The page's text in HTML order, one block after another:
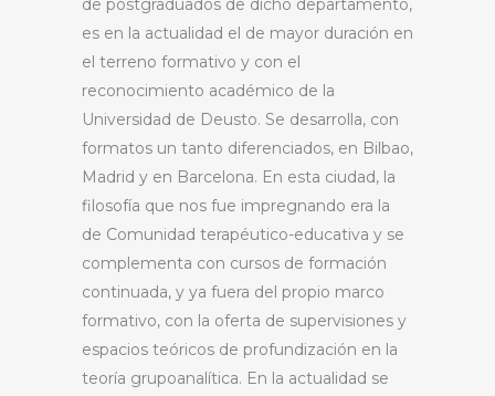
de postgraduados de dicho departamento,
es en la actualidad el de mayor duración en
el terreno formativo y con el
reconocimiento académico de la
Universidad de Deusto. Se desarrolla, con
formatos un tanto diferenciados, en Bilbao,
Madrid y en Barcelona. En esta ciudad, la
filosofía que nos fue impregnando era la
de Comunidad terapéutico-educativa y se
complementa con cursos de formación
continuada, y ya fuera del propio marco
formativo, con la oferta de supervisiones y
espacios teóricos de profundización en la
teoría grupoanalítica. En la actualidad se